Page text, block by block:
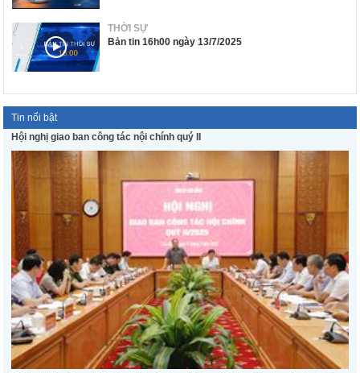
THỜI SỰ
Bản tin 16h00 ngày 13/7/2025
Tin nổi bật
Hội nghị giao ban công tác nội chính quý II